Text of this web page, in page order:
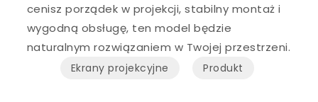
cenisz porządek w projekcji, stabilny montaż i
wygodną obsługę, ten model będzie
naturalnym rozwiązaniem w Twojej przestrzeni.
Ekrany projekcyjne Produkt